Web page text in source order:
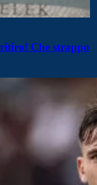
Che strappo